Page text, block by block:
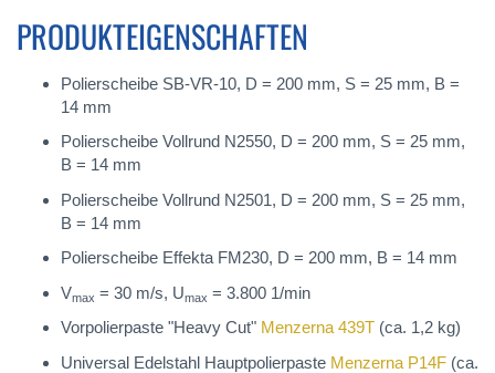
PRODUKTEIGENSCHAFTEN
Polierscheibe SB-VR-10, D = 200 mm, S = 25 mm, B =
14 mm
Polierscheibe Vollrund N2550, D = 200 mm, S = 25 mm,
B = 14 mm
Polierscheibe Vollrund N2501, D = 200 mm, S = 25 mm,
B = 14 mm
Polierscheibe Effekta FM230, D = 200 mm, B = 14 mm
Vmax = 30 m/s, Umax = 3.800 1/min
Vorpolierpaste "Heavy Cut" Menzerna 439T (ca. 1,2 kg)
Universal Edelstahl Hauptpolierpaste Menzerna P14F (ca.